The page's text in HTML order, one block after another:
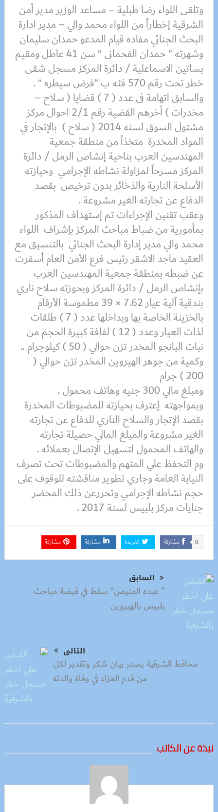
وتلقى اللواء رضا طبلية – مساعد الوزير مدير أمن
الشرقية إخطاراً من اللواء محمد والي – مدير ادارة
البحث الجنائي مفاده قيام المدعو حمدان سليمان
وشهرته ” حمدان الفحمانى ” سن 41 عاطل ومقيم
بساتين الاسماعلية / دائرة المركز مسجل شقى
خطر تحت رقم 570 فئه ب “فرض سيطره ” .
والسابق اتهامة فى عدد ( 7 ) قضايا ( سلاح –
مخدرات ) أخرهم القضية رقم 2/1 احوال مركز
مشتول السوق لسنه 2014 ( سلاح ) بالإتجار في
المواد المخدرة متخذاً من منطقة جمعية
المهندسين العرب بناحية إنشاص الرمل / دائرة
المركز مسرحاً لمزاولة نشاطه الإجرامي وحيازته
الأسلحة النارية والذخائر بدون ترخيص بقصد
الدفاع عن تجارته الغير مشروعة .
وعقب تقنين الإجراءات تم إستهداف المذكور
بمأمورية من ضباط مباحث المركز بإشراف اللواء
محمد والي مدير إدارة البحث الجنائي بالتنسيق مع
العقيد ماجد الاشقر رئيس فرع الأمن العام أسفرت
عن ضبطه بمنطقة جمعية المهندسين العرب
بإنشاص الرمل / دائرة المركز وبحوزته سلاح ناري
بندقية آلية عيار 7.62 × 39 مطموسة الأرقام
بالخزينة الخاصة بها وبداخلها عدد ( 7 ) طلقات
لذات العيار وعدد ( 12 ) لفافة كبيرة الحجم من
نبات البانجو المخدر تزن حوالي ( 50 ) كيلوجرام ..
وكمية من جوهر الهيروين المخدر تزن حوالي (
200 ) جرام
ومبلغ مالي 300 جنيه وهاتف محمول .
وبمواجهته إعترف بحيازته للمضبوطات المخدرة
بقصد الإتجار والسلاح الناري للدفاع عن تجارته
الغير مشروعة والمبلغ المالي حصيلة تجارته
والهاتف المحمول لتسهيل الإتصال بعملائه .
وم التحفظ علي المتهم والمضبوطات تحت تصرف
النيابة العامة وجاري تطوير مناقشته للوقوف على
حجم نشاطه الإجرامي وتحررعن ذلك المحضر
جنايات مركز بلبيس لسنة 2017 .
مشاركة 0 تغريدة مشاركة مشاركة
السابق
” عبده المنيص” سقط في قبضة مباحث
بلبيس بالهيروين
التالى
محافظ الشرقية يصدر بيان شكر وتقدير لكل
من قدم العزاء في وفاة والدته
نبذة عن الكاتب